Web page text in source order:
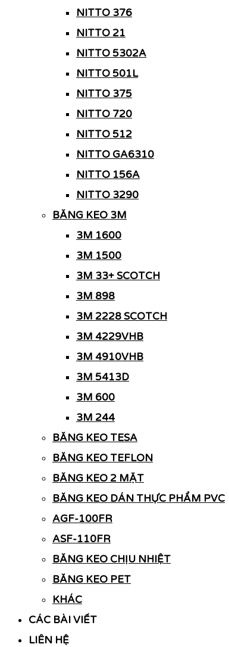
NITTO 376
NITTO 21
NITTO 5302A
NITTO 501L
NITTO 375
NITTO 720
NITTO 512
NITTO GA6310
NITTO 156A
NITTO 3290
BĂNG KEO 3M
3M 1600
3M 1500
3M 33+ SCOTCH
3M 898
3M 2228 SCOTCH
3M 4229VHB
3M 4910VHB
3M 5413D
3M 600
3M 244
BĂNG KEO TESA
BĂNG KEO TEFLON
BĂNG KEO 2 MẶT
BĂNG KEO DÁN THỰC PHẨM PVC
AGF-100FR
ASF-110FR
BĂNG KEO CHỊU NHIỆT
BĂNG KEO PET
KHÁC
CÁC BÀI VIẾT
LIÊN HỆ